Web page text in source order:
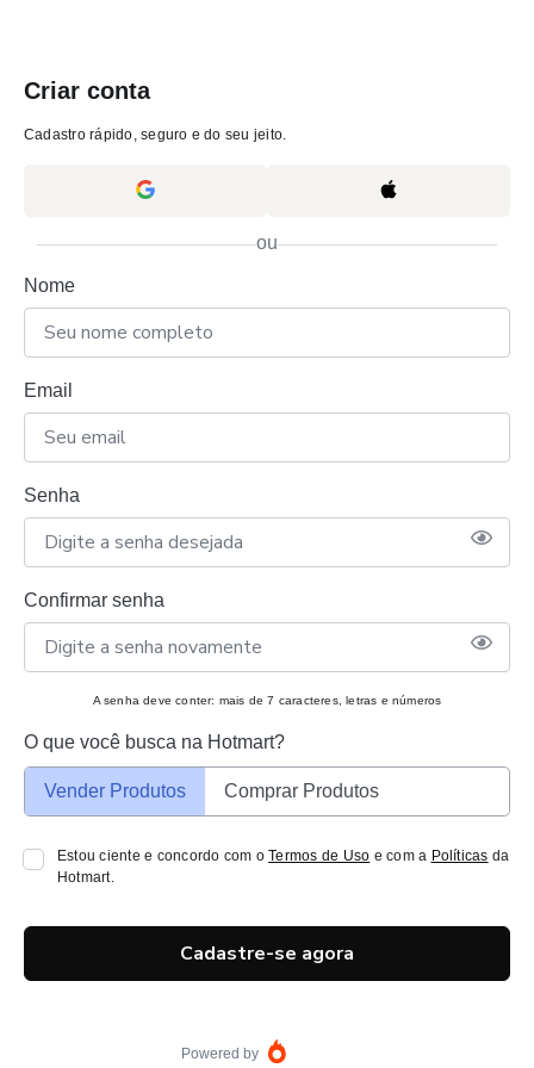
Criar conta
Cadastro rápido, seguro e do seu jeito.
ou
Nome
Email
Senha
Confirmar senha
A senha deve conter: mais de 7 caracteres, letras e números
O que você busca na Hotmart?
Vender Produtos Comprar Produtos
Estou ciente e concordo com oTermos de Uso e com a Políticas da
Hotmart.
Cadastre-se agora
Powered by